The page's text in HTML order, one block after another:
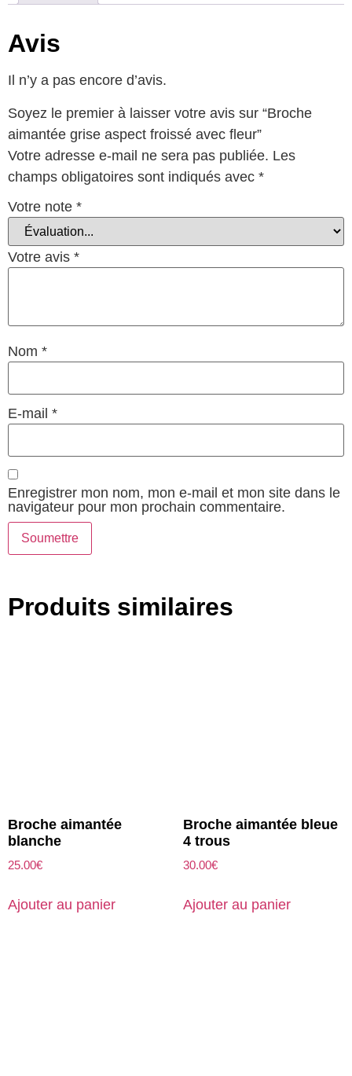
Avis
Il n’y a pas encore d’avis.
Soyez le premier à laisser votre avis sur “Broche
aimantée grise aspect froissé avec fleur”
Votre adresse e-mail ne sera pas publiée. Les
champs obligatoires sont indiqués avec *
Votre note *
Votre avis *
Nom *
E-mail *
Enregistrer mon nom, mon e-mail et mon site dans le
navigateur pour mon prochain commentaire.
Produits similaires
Broche aimantée
blanche
25.00€
Ajouter au panier
Broche aimantée bleue
4 trous
30.00€
Ajouter au panier